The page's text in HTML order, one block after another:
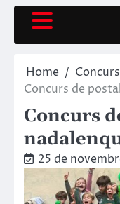
Home
Concurs de
Concurs
25 de